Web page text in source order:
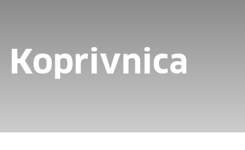
Koprivnica